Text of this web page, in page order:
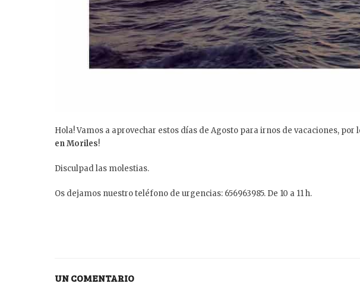
Hola! Vamos a aprovechar estos días de Agosto para irnos de vacaciones,
en Moriles!
Disculpad las molestias.
Os dejamos nuestro teléfono de urgencias: 656963985. De 10 a 11 h.
UN COMENTARIO